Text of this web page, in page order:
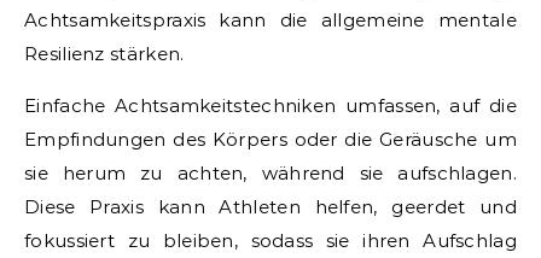
Achtsamkeitspraxis kann die allgemeine mentale
Resilienz stärken.
Einfache Achtsamkeitstechniken umfassen, auf die
Empfindungen des Körpers oder die Geräusche um
sie herum zu achten, während sie aufschlagen.
Diese Praxis kann Athleten helfen, geerdet und
fokussiert zu bleiben, sodass sie ihren Aufschlag